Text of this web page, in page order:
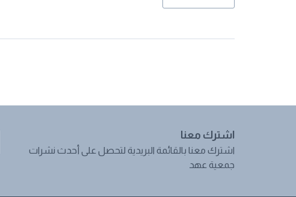
اشترك معنا
اشترك معنا بالقائمة البريدية لتحصل على أحدث نشرات
جمعية عهد